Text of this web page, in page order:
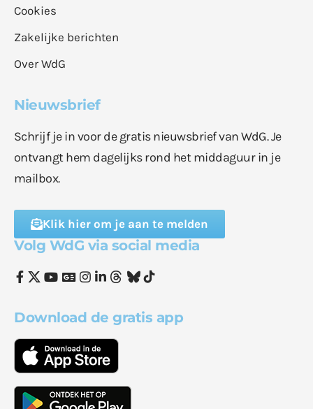
Cookies
Zakelijke berichten
Over WdG
Nieuwsbrief
Schrijf je in voor de gratis nieuwsbrief van WdG. Je
ontvangt hem dagelijks rond het middaguur in je
mailbox.
Klik hier om je aan te melden
Volg WdG via social media
Download de gratis app